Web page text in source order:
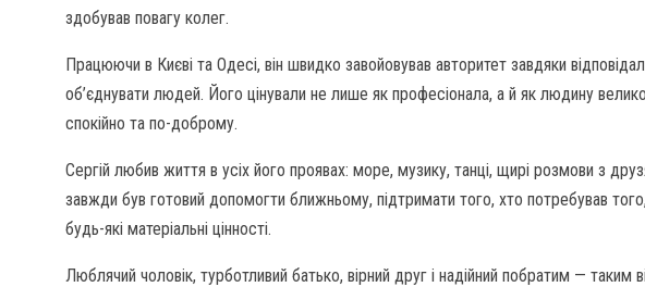
здобував повагу колег.
Працюючи в Києві та Одесі, він швидко завойовував авторитет завдяки
об’єднувати людей. Його цінували не лише як професіонала, а й як людину
спокійно та по-доброму.
Сергій любив життя в усіх його проявах: море, музику, танці, щирі розмови з
завжди був готовий допомогти ближньому, підтримати того, хто потребував
будь-які матеріальні цінності.
Люблячий чоловік, турботливий батько, вірний друг і надійний побратим — таким